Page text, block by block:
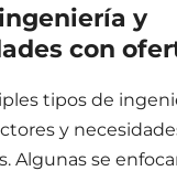
y
con
tipos de
y
Algunas se